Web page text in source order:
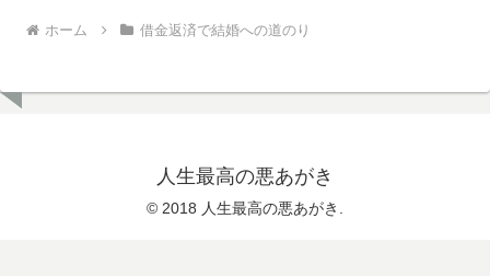
ホーム 借金返済で結婚への道のり
人生最高の悪あがき
© 2018 人生最高の悪あがき.